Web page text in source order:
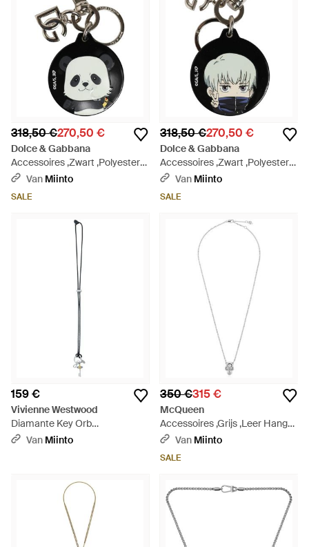
318,50 €270,50 €
Dolce & Gabbana
Accessoires ,Zwart ,Polyester
Kaisen Panda Chibi Bedel
Van Miinto
SALE
318,50 €270,50 €
Dolce & Gabbana
Accessoires ,Zwart ,Polyester
Kaisen Toge Inumaki Bedel
Van Miinto
SALE
159 €
Vivienne Westwood
Diamante Key Orb
Sleutelhanger - Metallic
Van Miinto
350 €315 €
McQueen
Accessoires ,Grijs ,Leer Hanger
Ketting - Metallic
Van Miinto
SALE